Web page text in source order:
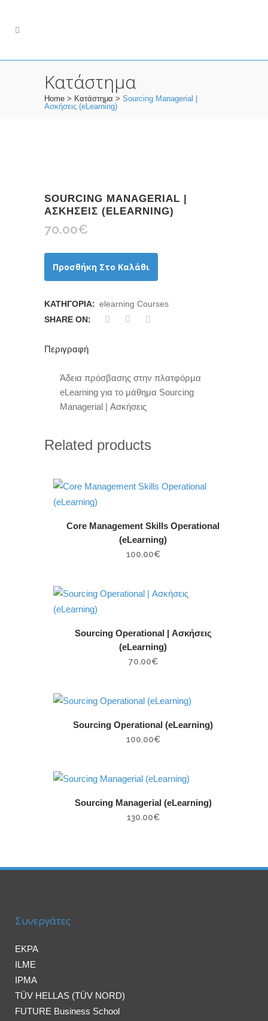
Κατάστημα
Home > Κατάστημα > Sourcing Managerial |
Ασκήσεις (eLearning)
SOURCING MANAGERIAL |
ΑΣΚΉΣΕΙΣ (ELEARNING)
70.00€
Προσθήκη Στο Καλάθι
ΚΑΤΗΓΟΡΊΑ: elearning Courses
SHARE ON:
Περιγραφή
Άδεια πρόσβασης στην πλατφόρμα
eLearning για το μάθημα Sourcing
Managerial | Ασκήσεις
Related products
Core Management Skills Operational
(eLearning)
100.00€
Sourcing Operational | Ασκήσεις
(eLearning)
70.00€
Sourcing Operational (eLearning)
100.00€
Sourcing Managerial (eLearning)
130.00€
Συνεργάτες
EKPA
ILME
IPMA
TÜV HELLAS (TÜV NORD)
FUTURE Business School